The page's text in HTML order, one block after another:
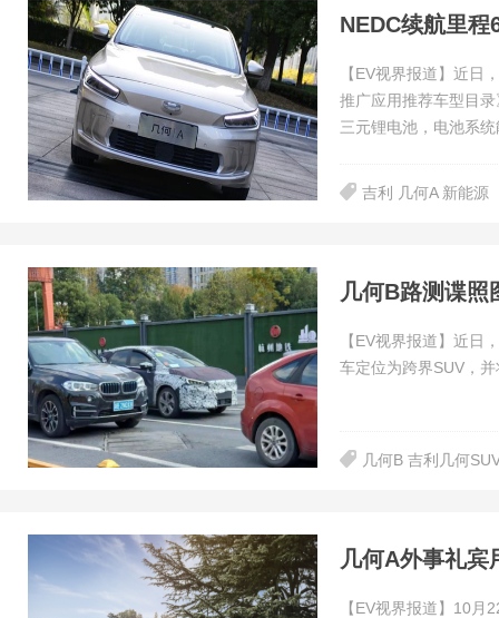
NEDC续航里
【EV视界报道】近日
推广应用推荐车型目
三元锂电池，电池系
吉利 几何A 新能源
几何B路测谍照
【EV视界报道】近日
车定位为跨界SUV，
几何B 吉利几何
几何A外事礼宾
【EV视界报道】10